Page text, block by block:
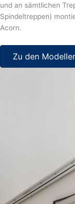
und an sämtlichen
Spindeltreppen)
Acorn.
Zu den